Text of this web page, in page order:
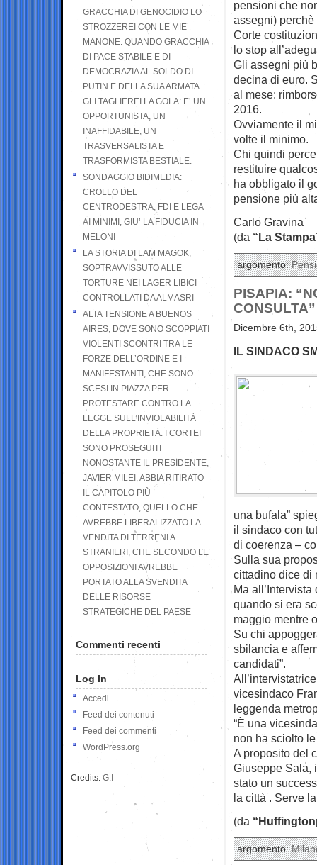
pensioni che
assegni)
Corte
lo stop
Gli assegni più
decina di euro.
al mese:
2016.
Ovviamente il
volte il minimo.
Chi quindi
restituire
ha obbligato il
pensione più
Carlo Gravina
(da “La
argomento:
PISAPIA:
CONSULTA”
Dicembre 6th,
IL SINDACO
una bufala”
il sindaco con
di coerenza –
Sulla sua
cittadino dice di
Ma
quando si era
maggio mentre
Su chi
sbilancia e
candidati”.
vicesindaco
leggenda
“È una
non ha sciolto le
A proposito del
Giuseppe Sala,
stato un
la città . Serve
(da
argomento:
GRACCHIA DI GENOCIDIO LO
STROZZEREI CON LE MIE
MANONE. QUANDO GRACCHIA
DI PACE STABILE E DI
DEMOCRAZIA AL SOLDO DI
PUTIN E DELLA SUA ARMATA
GLI TAGLIEREI LA GOLA: E’ UN
OPPORTUNISTA, UN
INAFFIDABILE, UN
TRASVERSALISTA E
TRASFORMISTA BESTIALE.
SONDAGGIO BIDIMEDIA:
CROLLO DEL
CENTRODESTRA, FDI E LEGA
AI MINIMI, GIU’ LA FIDUCIA IN
MELONI
LA STORIA DI LAM MAGOK,
SOPTRAVVISSUTO ALLE
TORTURE NEI LAGER LIBICI
CONTROLLATI DA ALMASRI
ALTA TENSIONE A BUENOS
AIRES, DOVE SONO SCOPPIATI
VIOLENTI SCONTRI TRA LE
FORZE DELL’ORDINE E I
MANIFESTANTI, CHE SONO
SCESI IN PIAZZA PER
PROTESTARE CONTRO LA
LEGGE SULL’INVIOLABILITÀ
DELLA PROPRIETÀ. I CORTEI
SONO PROSEGUITI
NONOSTANTE IL PRESIDENTE,
JAVIER MILEI, ABBIA RITIRATO
IL CAPITOLO PIÙ
CONTESTATO, QUELLO CHE
AVREBBE LIBERALIZZATO LA
VENDITA DI TERRENI A
STRANIERI, CHE SECONDO LE
OPPOSIZIONI AVREBBE
PORTATO ALLA SVENDITA
DELLE RISORSE
STRATEGICHE DEL PAESE
Commenti recenti
Log In
Accedi
Feed dei contenuti
Feed dei commenti
WordPress.org
Credits: G.I